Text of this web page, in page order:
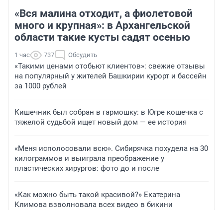
«Вся малина отходит, а фиолетовой
много и крупная»: в Архангельской
области такие кусты садят осенью
1 час 737 Обсудить
«Такими ценами отобьют клиентов»: свежие отзывы
на популярный у жителей Башкирии курорт и бассейн
за 1000 рублей
Кишечник был собран в гармошку: в Югре кошечка с
тяжелой судьбой ищет новый дом — ее история
«Меня исполосовали всю». Сибирячка похудела на 30
килограммов и выиграла преображение у
пластических хирургов: фото до и после
«Как можно быть такой красивой?» Екатерина
Климова взволновала всех видео в бикини